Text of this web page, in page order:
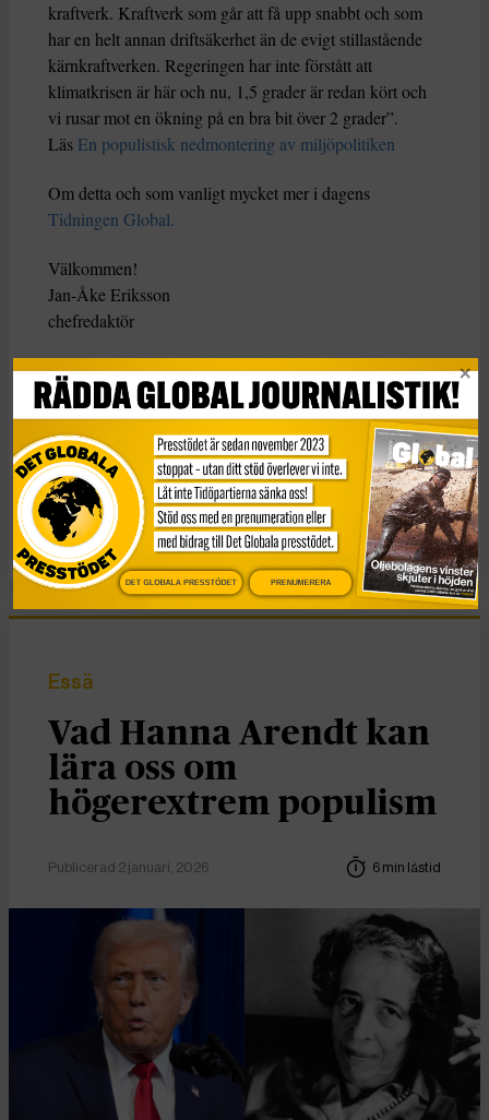
kraftverk. Kraftverk som går att få upp snabbt och som
har en helt annan driftsäkerhet än de evigt stillastående
kärnkraftverken. Regeringen har inte förstått att
klimatkrisen är här och nu, 1,5 grader är redan kört och
vi rusar mot en ökning på en bra bit över 2 grader”.
Läs En populistisk nedmontering av miljöpolitiken
Om detta och som vanligt mycket mer i dagens
Tidningen Global.
Välkommen!
Jan-Åke Eriksson
chefredaktör
Missa inteDet Globala presstödet.Ett presstöd som inte
bygger på ett otryggt stöd från den stat och regering vi
granskar, utan från alla som tycker det är viktigt med en
nyhetstidning som bevakar de globala frågorna. DS.
KATEGORI
Essä
Vad Hanna Arendt kan
lära oss om
högerextrem populism
Publicerad 2 januari, 2026 6 min lästid
DET GLOBALA PRESSTÖDET PRENUMERERA